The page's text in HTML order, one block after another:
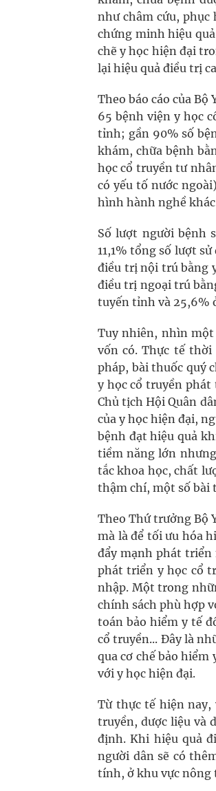
như châm cứu,
chứng minh hiệu
chẽ y học hiện đại
lại hiệu quả điều trị
Theo báo cáo của
65 bệnh viện y học
tỉnh; gần 90% số
khám, chữa bệnh
học cổ truyền tư
có yếu tố nước
hình hành nghề
Số lượt người bệnh
11,1% tổng số lượt
điều trị nội trú bằng
điều trị ngoại trú
tuyến tỉnh và 25,6%
Tuy nhiên, nhìn một
vốn có. Thực tế
pháp, bài thuốc quý
y học cổ truyền phát
Chủ tịch Hội Quân
của y học hiện đại,
bệnh đạt hiệu quả
tiềm năng lớn
tắc khoa học, chất
thậm chí, một số bài
Theo Thứ trưởng Bộ
mà là để tối ưu hóa
đẩy mạnh phát triển
phát triển y học cổ
nhập. Một trong
chính sách phù hợp
toán bảo hiểm y tế
cổ truyền... Đây là
qua cơ chế bảo
với y học hiện đại.
Từ thực tế hiện
truyền, dược liệu và
định. Khi hiệu quả
người dân sẽ có
tính, ở khu vực nông